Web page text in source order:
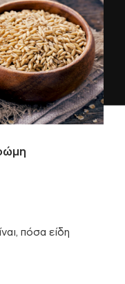
πόσα είδη